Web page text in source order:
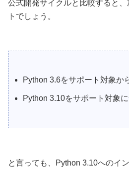
公式開発サイクルと比較すると
トでしょう。
Python 3.6をサポート対象か
Python 3.10をサポート対象
と言っても、Python 3.10へのイ